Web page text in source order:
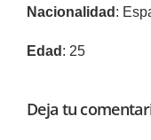
Nacionalidad :
Edad : 25
Deja tu